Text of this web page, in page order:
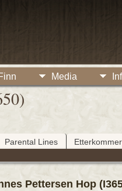
Media
Parental Lines
Pettersen Hop